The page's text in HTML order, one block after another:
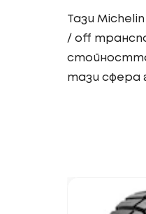
Тази
/ off
стойността
тази сфера